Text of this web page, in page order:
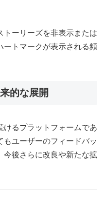
トーリーズを非表示または
ートマークが表示される頻
的な展開
けるプラットフォームであ
もユーザーのフィードバッ
今後さらに改良や新たな拡